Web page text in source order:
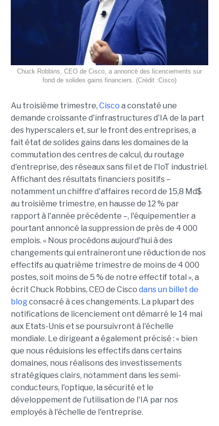
Chuck Robbins, CEO de Cisco, a annoncé des licenciements sur
fond de solides gains financiers. (Crédit :Cisco)
Au troisième trimestre, Cisco a constaté une
demande croissante d'infrastructures d'IA de la part
des hyperscalers et, sur le front des entreprises, a
fait état de solides gains dans les domaines de la
commutation des centres de calcul, du routage
d'entreprise, des réseaux sans fil et de l'IoT industriel.
Affichant des résultats financiers positifs –
notamment un chiffre d'affaires record de 15,8 Md$
au troisième trimestre, en hausse de 12 % par
rapport à l'année précédente –, l'équipementier a
pourtant annoncé la suppression de près de 4 000
emplois. « Nous procédons aujourd'hui à des
changements qui entraîneront une réduction de nos
effectifs au quatrième trimestre de moins de 4 000
postes, soit moins de 5 % de notre effectif total », a
écrit Chuck Robbins, CEO de Cisco dans un billet de
blogconsacré à ces changements. La plupart des
notifications de licenciement ont démarré le 14 mai
aux Etats-Unis et se poursuivront à l'échelle
mondiale. Le dirigeant a également précisé : « bien
que nous réduisions les effectifs dans certains
domaines, nous réalisons des investissements
stratégiques clairs, notamment dans les semi-
conducteurs, l'optique, la sécurité et le
développement de l'utilisation de l'IA par nos
employés à l'échelle de l'entreprise.